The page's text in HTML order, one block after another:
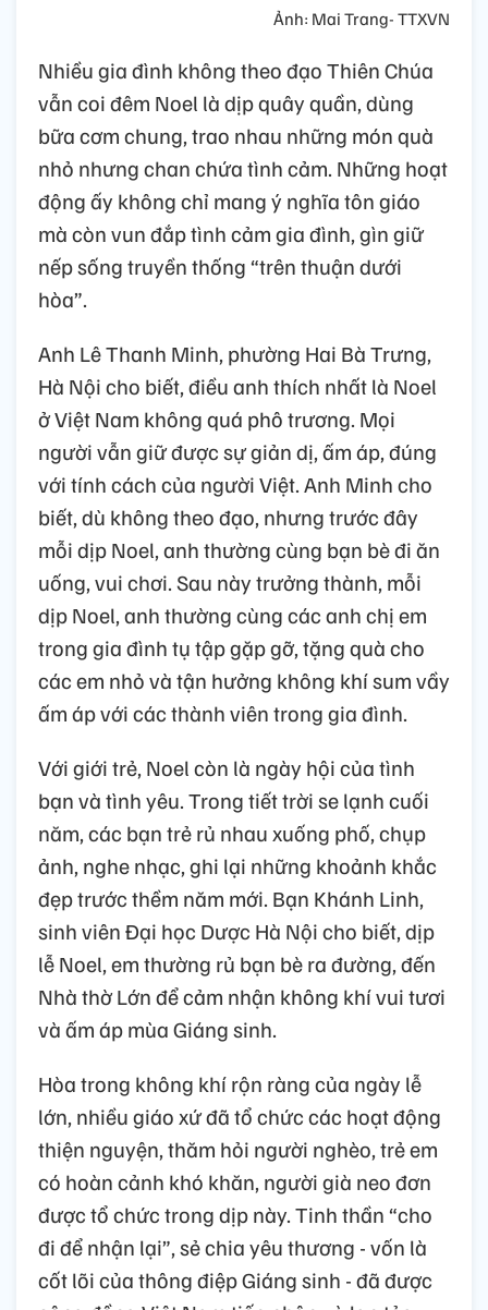
Ảnh: Mai Trang- TTXVN
Nhiều gia đình không theo đạo Thiên Chúa
vẫn coi đêm Noel là dịp quây quần, dùng
bữa cơm chung, trao nhau những món quà
nhỏ nhưng chan chứa tình cảm. Những hoạt
động ấy không chỉ mang ý nghĩa tôn giáo
mà còn vun đắp tình cảm gia đình, gìn giữ
nếp sống truyền thống “trên thuận dưới
hòa”.
Anh Lê Thanh Minh, phường Hai Bà Trưng,
Hà Nội cho biết, điều anh thích nhất là Noel
ở Việt Nam không quá phô trương. Mọi
người vẫn giữ được sự giản dị, ấm áp, đúng
với tính cách của người Việt. Anh Minh cho
biết, dù không theo đạo, nhưng trước đây
mỗi dịp Noel, anh thường cùng bạn bè đi ăn
uống, vui chơi. Sau này trưởng thành, mỗi
dịp Noel, anh thường cùng các anh chị em
trong gia đình tụ tập gặp gỡ, tặng quà cho
các em nhỏ và tận hưởng không khí sum vầy
ấm áp với các thành viên trong gia đình.
Với giới trẻ, Noel còn là ngày hội của tình
bạn và tình yêu. Trong tiết trời se lạnh cuối
năm, các bạn trẻ rủ nhau xuống phố, chụp
ảnh, nghe nhạc, ghi lại những khoảnh khắc
đẹp trước thềm năm mới. Bạn Khánh Linh,
sinh viên Đại học Dược Hà Nội cho biết, dịp
lễ Noel, em thường rủ bạn bè ra đường, đến
Nhà thờ Lớn để cảm nhận không khí vui tươi
và ấm áp mùa Giáng sinh.
Hòa trong không khí rộn ràng của ngày lễ
lớn, nhiều giáo xứ đã tổ chức các hoạt động
thiện nguyện, thăm hỏi người nghèo, trẻ em
có hoàn cảnh khó khăn, người già neo đơn
được tổ chức trong dịp này. Tinh thần “cho
đi để nhận lại”, sẻ chia yêu thương - vốn là
cốt lõi của thông điệp Giáng sinh - đã được